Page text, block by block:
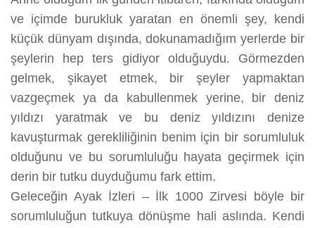
ve içimde burukluk yaratan en önemli şey, kendi
küçük dünyam dışında, dokunamadığım yerlerde bir
şeylerin hep ters gidiyor olduğuydu. Görmezden
gelmek, şikayet etmek, bir şeyler yapmaktan
vazgeçmek ya da kabullenmek yerine, bir deniz
yıldızı yaratmak ve bu deniz yıldızını denize
kavuşturmak gerekliliğinin benim için bir sorumluluk
olduğunu ve bu sorumluluğu hayata geçirmek için
derin bir tutku duyduğumu fark ettim.
Geleceğin Ayak İzleri – İlk 1000 Zirvesi böyle bir
sorumluluğun tutkuya dönüşme hali aslında. Kendi